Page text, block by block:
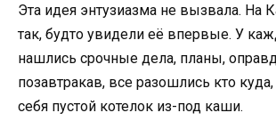
Эта идея энтузиазма не вызвала. На
так, будто увидели её впервые. У
нашлись срочные дела, планы,
позавтракав, все разошлись кто
себя пустой котелок из-под каши.